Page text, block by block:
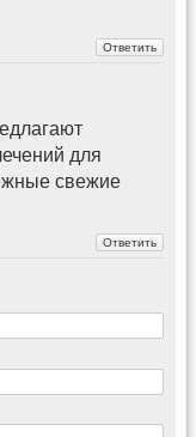
для
свежие